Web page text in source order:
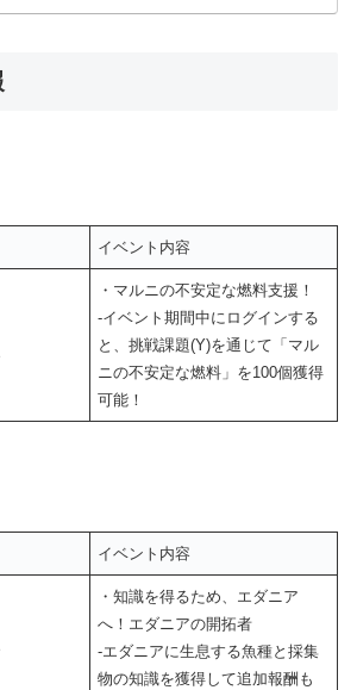
イベント内容
・マルニの不安定な燃料支援！
‐イベント期間中にログインする
と、挑戦課題(Y)を通じて「マル
ニの不安定な燃料」を100個獲得
可能！
イベント内容
・知識を得るため、エダニア
へ！エダニアの開拓者
‐エダニアに生息する魚種と採集
物の知識を獲得して追加報酬も